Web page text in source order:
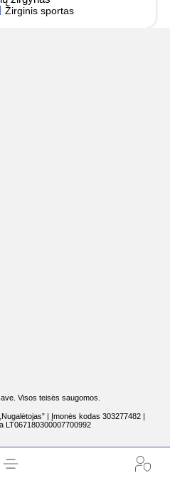
Žirginis sportas
Visos teisės saugomos.
| Įmonės kodas 303277482 |
LT067180300007700992